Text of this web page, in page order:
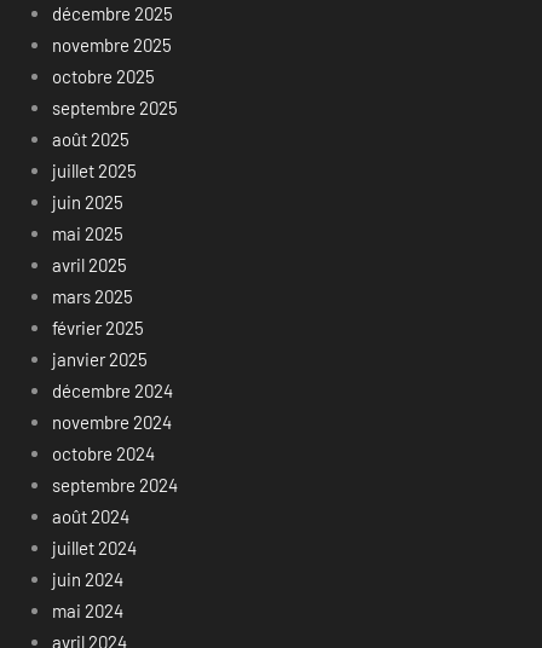
décembre 2025
novembre 2025
octobre 2025
septembre 2025
août 2025
juillet 2025
juin 2025
mai 2025
avril 2025
mars 2025
février 2025
janvier 2025
décembre 2024
novembre 2024
octobre 2024
septembre 2024
août 2024
juillet 2024
juin 2024
mai 2024
avril 2024